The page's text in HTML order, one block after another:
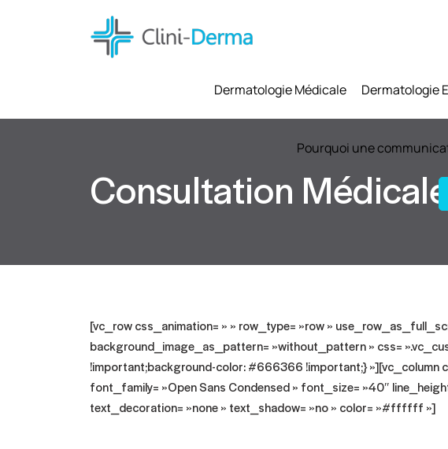
Dermatologie Médicale Dermatologie
Pourquoi une
Consultation Médicale
[vc_row css_animation= » » row_type= »row »
background_image_as_pattern= »without_pattern » css=
!important;background-color: #666366 !important;}
font_family= »Open Sans Condensed » font_size= »40″
text_decoration= »none » text_shadow= »no » color= »#ffffff »]